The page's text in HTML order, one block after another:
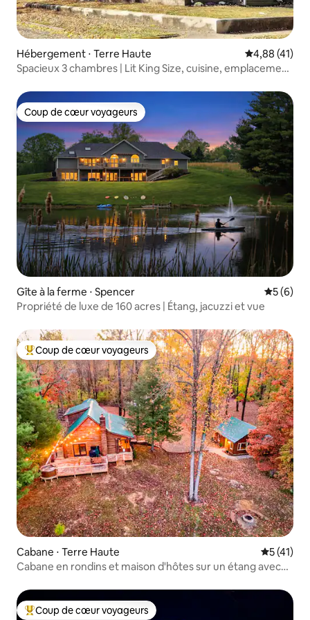
Hébergement ⋅ Terre Haute Évaluation
4,88 (41)
Spacieux 3 chambres | Lit King Size, cuisine, emplacement
Coup de cœur voyageurs
Coup de cœur voyageurs
Gîte à la ferme ⋅ Spencer
5 (6)
Propriété de luxe de 160 acres | Étang, jacuzzi et vue
Coups de cœur voyageurs les plus appréciés
Coup de cœur voyageurs
Cabane ⋅ Terre Haute
5 (41)
Cabane en rondins et maison d'hôtes sur un étang avec
Coups de cœur voyageurs les plus appréciés
Coup de cœur voyageurs